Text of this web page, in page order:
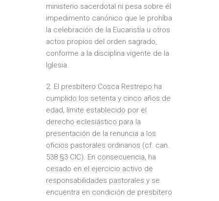
ministerio sacerdotal ni pesa sobre él
impedimento canónico que le prohíba
la celebración de la Eucaristía u otros
actos propios del orden sagrado,
conforme a la disciplina vigente de la
Iglesia.
2.⁠ ⁠El presbítero Cosca Restrepo ha
cumplido los setenta y cinco años de
edad, límite establecido por el
derecho eclesiástico para la
presentación de la renuncia a los
oficios pastorales ordinarios (cf. can.
538 §3 CIC). En consecuencia, ha
cesado en el ejercicio activo de
responsabilidades pastorales y se
encuentra en condición de presbítero